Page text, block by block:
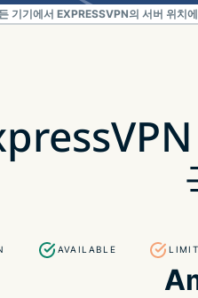
데이터
기기에서 EXPRESSVPN의 서버 위치
AVAILABLE